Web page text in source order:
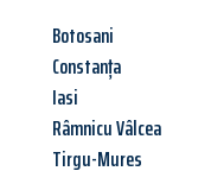
Botosani
Constanța
Iasi
Râmnicu Vâlcea
Tirgu-Mures